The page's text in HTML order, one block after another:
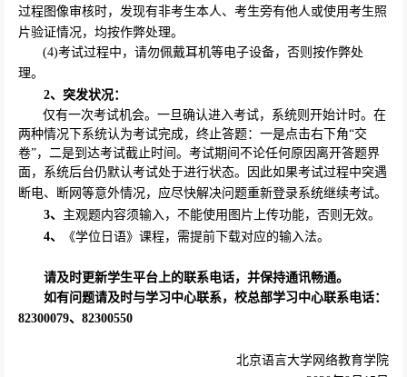
过程图像审核时，发现有非考生本人、考生旁有他人或使用考生照
片验证情况，均按作弊处理。
(4)考试过程中，请勿佩戴耳机等电子设备，否则按作弊处
理。
2、突发状况：
仅有一次考试机会。一旦确认进入考试，系统则开始计时。在
两种情况下系统认为考试完成，终止答题：一是点击右下角“交
卷”，二是到达考试截止时间。考试期间不论任何原因离开答题界
面，系统后台仍默认考试处于进行状态。因此如果考试过程中突遇
断电、断网等意外情况，应尽快解决问题重新登录系统继续考试。
3、 主观题内容须输入，不能使用图片上传功能，否则无效。
4、 《学位日语》课程，需提前下载对应的输入法。
请及时更新学生平台上的联系电话，并保持通讯畅通。
如有问题请及时与学习中心联系，校总部学习中心联系电话：
82300079、 82300550
北京语言大学网络教育学院